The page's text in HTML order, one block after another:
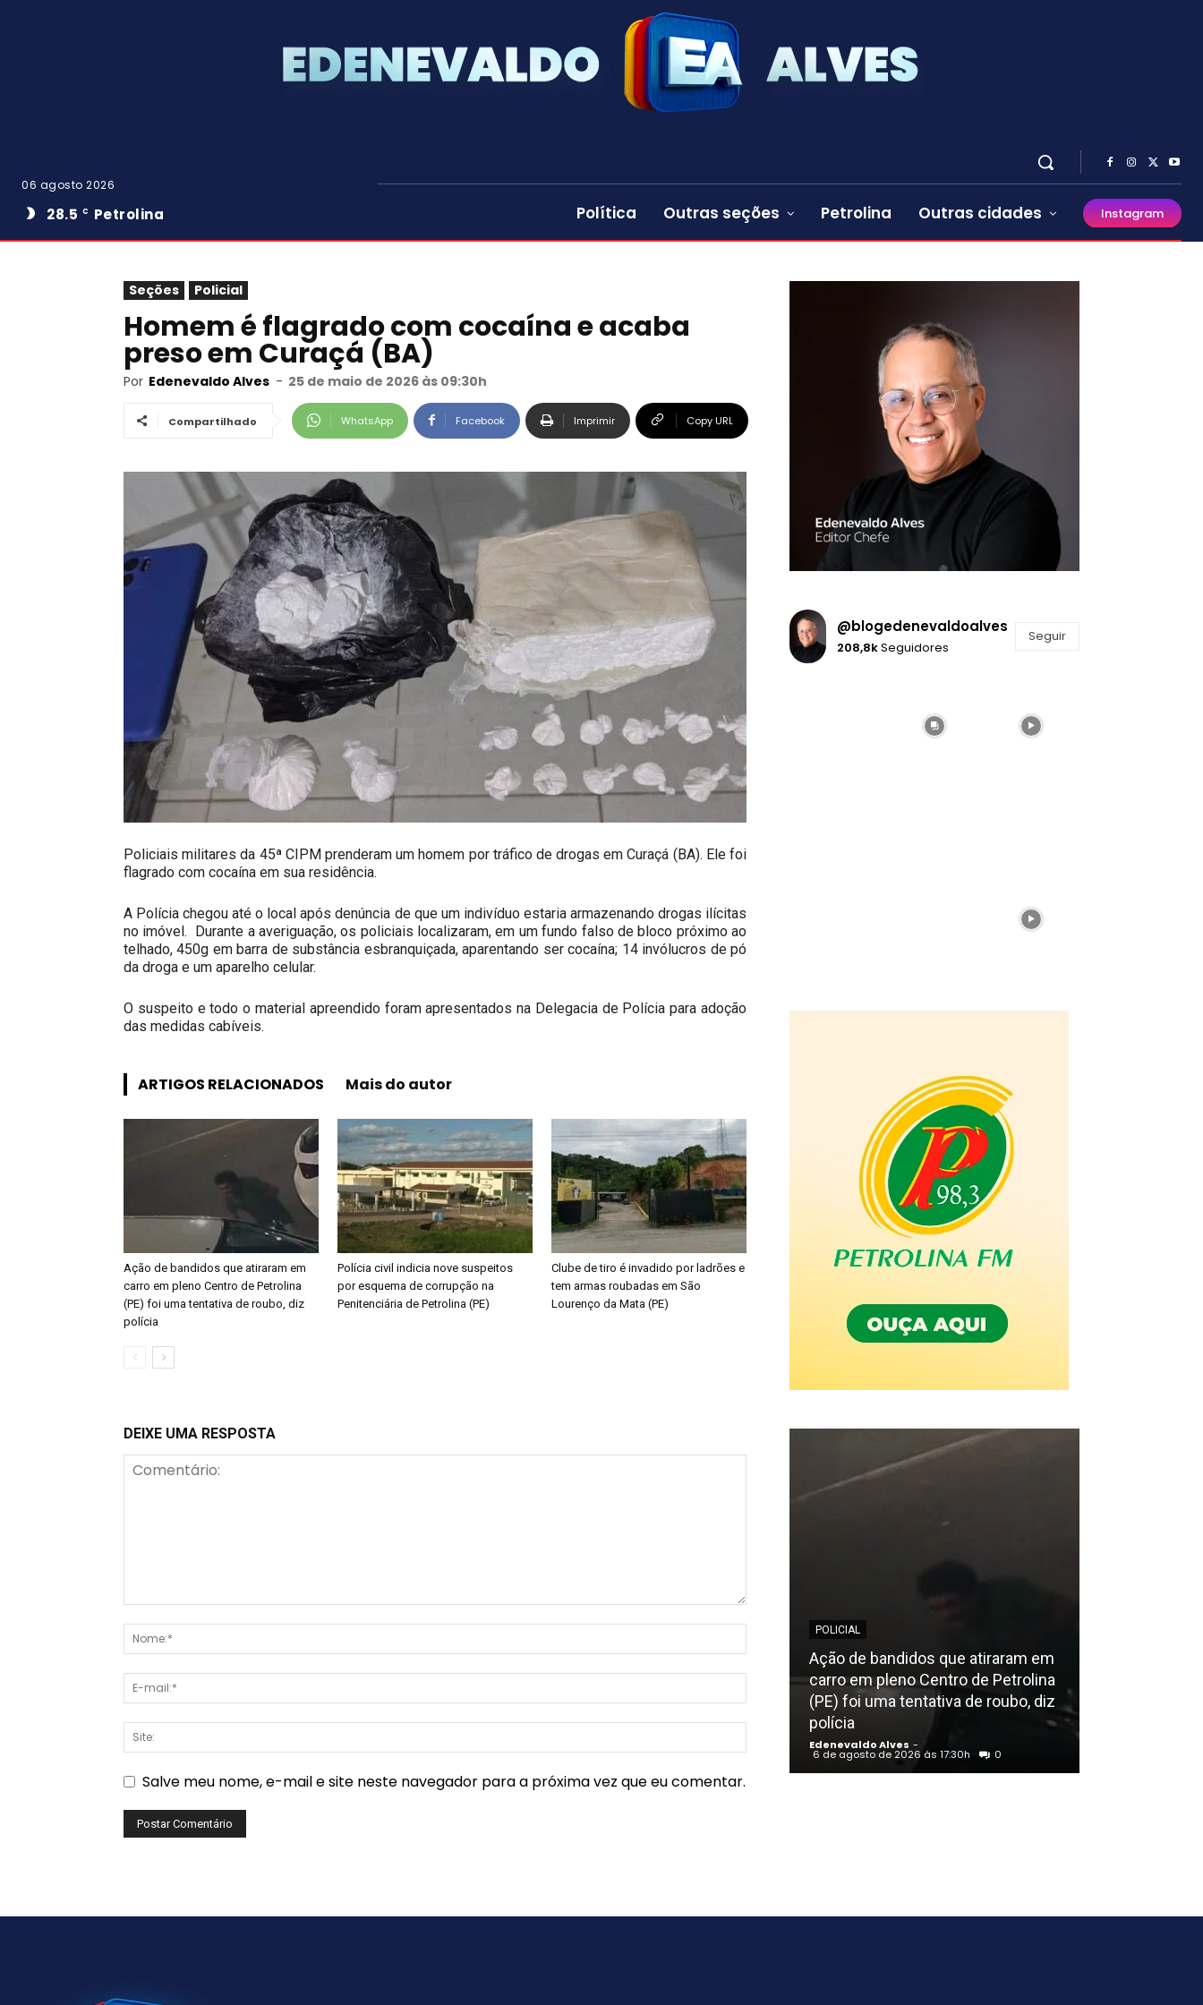
06 agosto 2026
28.5 C Petrolina Política Outras seções Petrolina Outras cidades Instagram
Seções Policial
Homem é flagrado com cocaína e acaba
preso em Curaçá (BA)
Por Edenevaldo Alves - 25 de maio de 2026 às 09:30h
Compartilhado WhatsApp Facebook Imprimir Copy URL
Policiais militares da 45ª CIPM prenderam um homem por tráfico de drogas em Curaçá (BA). Ele foi
flagrado com cocaína em sua residência.
A Polícia chegou até o local após denúncia de que um indivíduo estaria armazenando drogas ilícitas
no imóvel. Durante a averiguação, os policiais localizaram, em um fundo falso de bloco próximo ao
telhado, 450g em barra de substância esbranquiçada, aparentando ser cocaína; 14 invólucros de pó
da droga e um aparelho celular.
O suspeito e todo o material apreendido foram apresentados na Delegacia de Polícia para adoção
das medidas cabíveis.
ARTIGOS RELACIONADOS Mais do autor
Ação de bandidos que atiraram em
carro em pleno Centro de Petrolina
(PE) foi uma tentativa de roubo, diz
polícia
Polícia civil indicia nove suspeitos
por esquema de corrupção na
Penitenciária de Petrolina (PE)
Clube de tiro é invadido por ladrões e
tem armas roubadas em São
Lourenço da Mata (PE)
DEIXE UMA RESPOSTA
Salve meu nome, e-mail e site neste navegador para a próxima vez que eu comentar.
@blogedenevaldoalves
208,8kSeguidores
Seguir
POLICIAL
Ação de bandidos que atiraram em
carro em pleno Centro de Petrolina
(PE) foi uma tentativa de roubo, diz
polícia
Edenevaldo Alves -
6 de agosto de 2026 às 17:30h 0